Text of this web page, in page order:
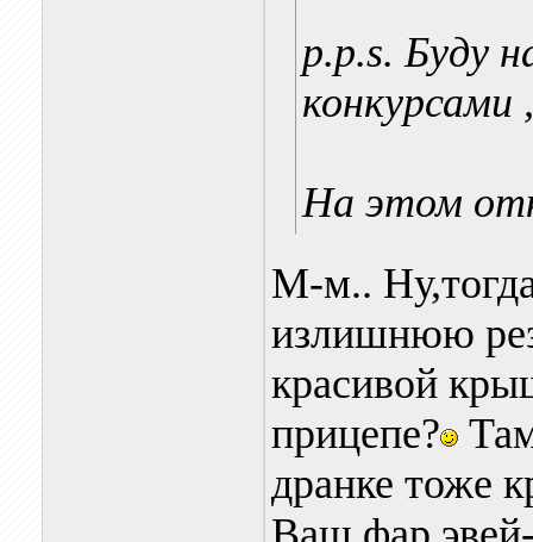
p.p.s. Буду
конкурсами
На этом
М-м..
излишнюю
красивой
прицепе?
дранке тоже